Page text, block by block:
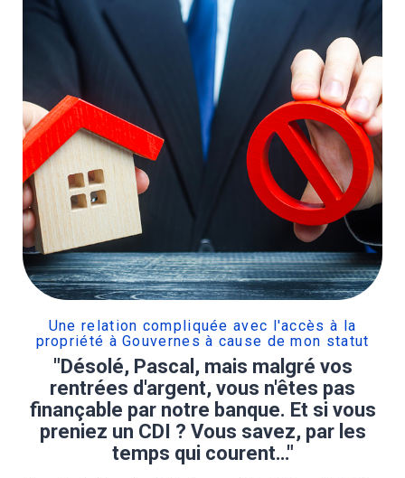
Une relation compliquée avec l'accès à la
propriété à Gouvernes à cause de mon statut
"Désolé, Pascal, mais malgré vos
rentrées d'argent, vous n'êtes pas
finançable par notre banque. Et si vous
preniez un CDI ? Vous savez, par les
temps qui courent…"